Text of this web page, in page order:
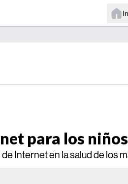
para los niños
Internet en la salud de los